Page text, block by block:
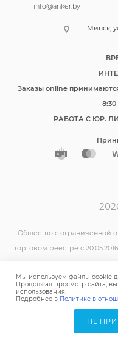
info@anker.by
г. Минск,
Заказы online
РАБОТА С ЮР.
Общество с ограниченной
торговом реестре с
исполнительный комитет.
Минская обл., Минский р-н,
филиала «Минский» ОАО
. Режим
Мы используем файлы cookie
Продолжая просмотр сайта,
использования.
Подробнее в Политике в
НЕ